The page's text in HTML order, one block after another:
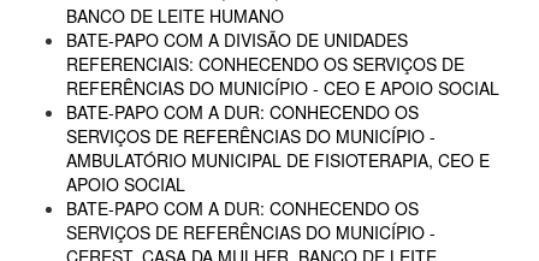
BANCO DE LEITE HUMANO
BATE-PAPO COM A DIVISÃO DE UNIDADES
REFERENCIAIS: CONHECENDO OS SERVIÇOS DE
REFERÊNCIAS DO MUNICÍPIO - CEO E APOIO SOCIAL
BATE-PAPO COM A DUR: CONHECENDO OS
SERVIÇOS DE REFERÊNCIAS DO MUNICÍPIO -
AMBULATÓRIO MUNICIPAL DE FISIOTERAPIA, CEO E
APOIO SOCIAL
BATE-PAPO COM A DUR: CONHECENDO OS
SERVIÇOS DE REFERÊNCIAS DO MUNICÍPIO -
CEREST, CASA DA MULHER, BANCO DE LEITE